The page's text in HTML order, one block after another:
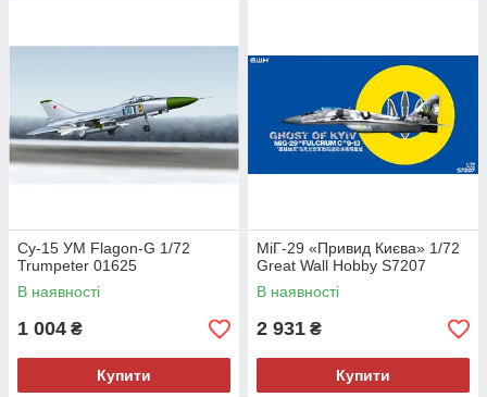
Су-15 УМ Flagon-G 1/72
Trumpeter 01625
В наявності
1 004 ₴
Купити
МіГ-29 «Привид Києва» 1/72
Great Wall Hobby S7207
В наявності
2 931 ₴
Купити